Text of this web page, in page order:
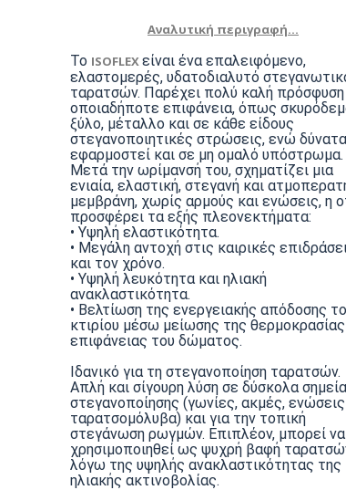
Αναλυτική περιγραφή...
Το ISOFLEXείναι ένα επαλειφόμενο,
ελαστομερές, υδατοδιαλυτό
ταρατσών. Παρέχει πολύ καλή
οποιαδήποτε επιφάνεια, όπως
ξύλο, μέταλλο και σε κάθε είδους
στεγανοποιητικές στρώσεις, ενώ
εφαρμοστεί και σε μη ομαλό υπόστρωμα.
Μετά την ωρίμανσή του, σχηματίζει μια
ενιαία, ελαστική, στεγανή και
μεμβράνη, χωρίς αρμούς και ενώσεις, η
προσφέρει τα εξής πλεονεκτήματα:
• Υψηλή ελαστικότητα.
• Μεγάλη αντοχή στις καιρικές
και τον χρόνο.
• Υψηλή λευκότητα και ηλιακή
ανακλαστικότητα.
• Βελτίωση της ενεργειακής απόδοσης
κτιρίου μέσω μείωσης της
επιφάνειας του δώματος.
Ιδανικό για τη στεγανοποίηση ταρατσών.
Απλή και σίγουρη λύση σε δύσκολα σημεία
στεγανοποίησης (γωνίες, ακμές,
ταρατσομόλυβα) και για την τοπική
στεγάνωση ρωγμών. Επιπλέον, μπορεί να
χρησιμοποιηθεί ως ψυχρή βαφή
λόγω της υψηλής ανακλαστικότητας της
ηλιακής ακτινοβολίας.